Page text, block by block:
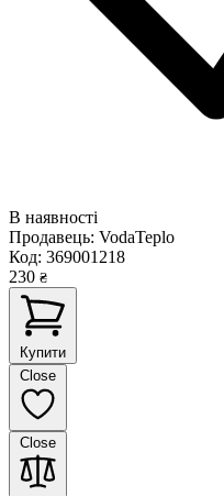
В наявності
Продавець: VodaTeplo
Код: 369001218
230 ₴
Купити
Close
Close